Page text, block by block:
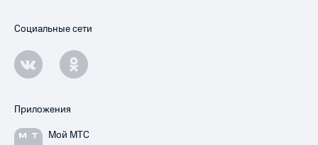
Социальные сети
Приложения
Мой МТС